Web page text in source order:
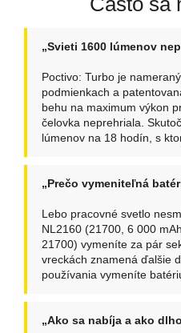
„Svieti 1600 lúmenov
Poctivo: Turbo je
podmienkach a
behu na maximum výkon
čelovka neprehriala.
lúmenov na 18 hodín, s
„Prečo vymeniteľná
Lebo pracovné svetlo
NL2160 (21700, 6 000
21700) vymeníte za pár
vreckách znamená ďalšie
používania vymeníte
„Ako sa nabíja a ako